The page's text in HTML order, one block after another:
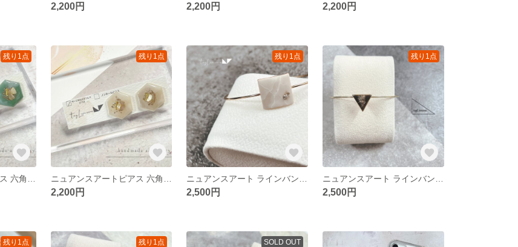
2,200円 2,200円 2,200円
残り1点 残り1点
2,200円
残り1点
2,500円
残り1点
2,500円
残り1点 残り1点 SOLD OUT